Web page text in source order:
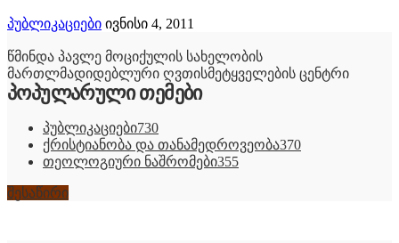
პუბლიკაციები ივნისი 4, 2011
წმინდა პავლე მოციქულის სახელობის
მართლმადიდებლური ღვთისმეტყველების ცენტრი
პოპულარული თემები
პუბლიკაციები730
ქრისტიანობა და თანამედროვეობა370
თეოლოგიური ნაშრომები355
შესაწირი